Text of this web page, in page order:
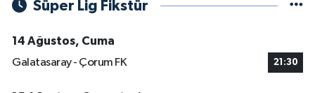
Süper Lig Fikstür
14 Ağustos, Cuma
Galatasaray - Çorum FK
21:30